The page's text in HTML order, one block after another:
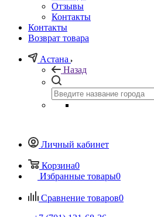
Отзывы
Контакты
Контакты
Возврат товара
Астана
Назад
Личный кабинет
Корзина0
Избранные товары0
Сравнение товаров0